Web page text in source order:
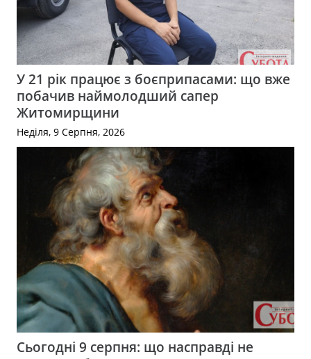
У 21 рік працює з боєприпасами: що вже
побачив наймолодший сапер
Житомирщини
Неділя, 9 Серпня, 2026
Сьогодні 9 серпня: що насправді не